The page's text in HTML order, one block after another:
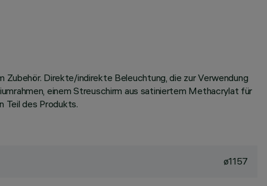
Direkte/indirekte Beleuchtung, die zur Verwendung
einem Streuschirm aus satiniertem Methacrylat für
Teil des Produkts.
ø1157